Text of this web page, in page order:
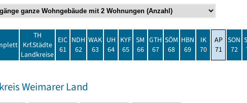
TH
Krf.Städte
Landkreise
EIC
61
NDH
62
WAK
63
UH
64
KYF
65
SM
66
GTH
67
SÖM
68
HBN
69
IK
70
AP
71
SON
72
Weimarer Land